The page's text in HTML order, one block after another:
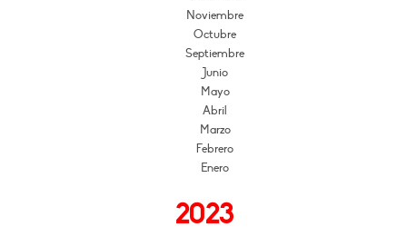
Noviembre
Octubre
Septiembre
Junio
Mayo
Abril
Marzo
Febrero
Enero
2023